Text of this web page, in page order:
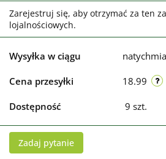
Zarejestruj się, aby otrzymać za ten
lojalnościowych.
Wysyłka w ciągu
Cena przesyłki 18.99
Dostępność 9 szt.
Zadaj pytanie